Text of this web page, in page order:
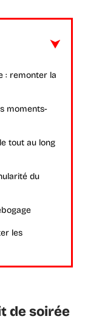
: remonter la
moments-
tout au long
du
les
de soirée